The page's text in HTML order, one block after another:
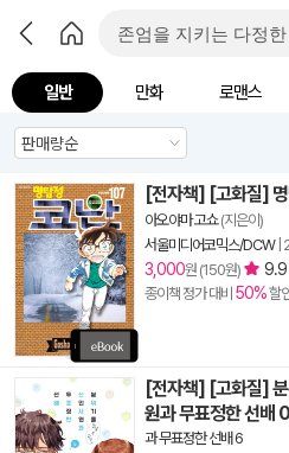
일반 만화 로맨스
[전자책] [고화질]
아오야마 고쇼(지은이)
서울미디어코믹스/DCW|
3,000원 (150원) 9.9
종이책 정가 대비 50%할
[전자책] [고화질] 분
원과 무표정한 선배
과 무표정한 선배 6